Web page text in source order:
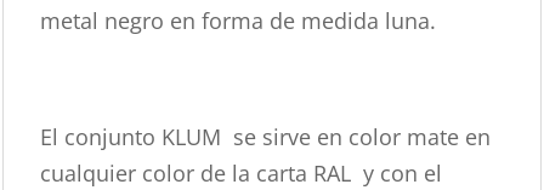
metal negro en forma de medida luna.
El conjunto KLUM se sirve en color mate en
cualquier color de la carta RAL y con el